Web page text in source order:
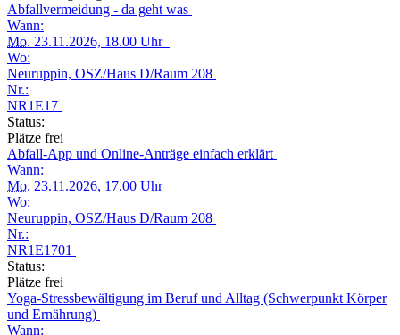
Abfallvermeidung - da geht was
Wann:
Mo. 23.11.2026, 18.00 Uhr
Wo:
Neuruppin, OSZ/Haus D/Raum 208
Nr.:
NR1E17
Status:
Plätze frei
Abfall-App und Online-Anträge einfach erklärt
Wann:
Mo. 23.11.2026, 17.00 Uhr
Wo:
Neuruppin, OSZ/Haus D/Raum 208
Nr.:
NR1E1701
Status:
Plätze frei
Yoga-Stressbewältigung im Beruf und Alltag (Schwerpunkt Körper
und Ernährung)
Wann: